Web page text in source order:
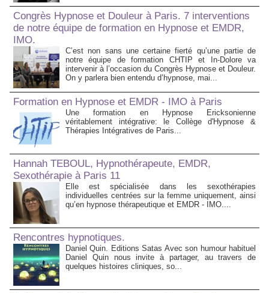
Congrès Hypnose et Douleur à Paris. 7 interventions
de notre équipe de formation en Hypnose et EMDR,
IMO.
C’est non sans une certaine fierté qu’une partie de
notre équipe de formation CHTIP et In-Dolore va
intervenir à l’occasion du Congrès Hypnose et Douleur.
On y parlera bien entendu d’hypnose, mai...
Formation en Hypnose et EMDR - IMO à Paris
Une formation en Hypnose Ericksonienne
véritablement intégrative: le Collège d'Hypnose &
Thérapies Intégratives de Paris...
Hannah TEBOUL, Hypnothérapeute, EMDR,
Sexothérapie à Paris 11
Elle est spécialisée dans les sexothérapies
individuelles centrées sur la femme uniquement, ainsi
qu’en hypnose thérapeutique et EMDR - IMO....
Rencontres hypnotiques.
Daniel Quin. Editions Satas Avec son humour habituel
Daniel Quin nous invite à partager, au travers de
quelques histoires cliniques, so...